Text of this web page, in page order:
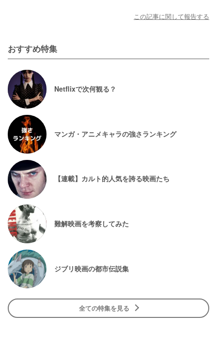
この記事に関して報告する
おすすめ特集
Netflixで次何観る？
マンガ・アニメキャラの強さランキング
【連載】カルト的人気を誇る映画たち
難解映画を考察してみた
ジブリ映画の都市伝説集
全ての特集を見る